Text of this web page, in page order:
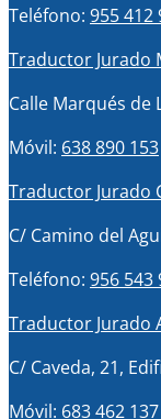
Teléfono: 955 412
Traductor Jurado
Calle Marqués de
Móvil: 638 890 153
Traductor Jurado
C/ Camino del
Teléfono: 956 543
Traductor Jurado
C/ Caveda, 21,
Móvil: 683 462 137